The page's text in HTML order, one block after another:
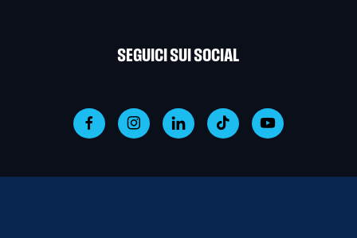
SEGUICI SUI SOCIAL